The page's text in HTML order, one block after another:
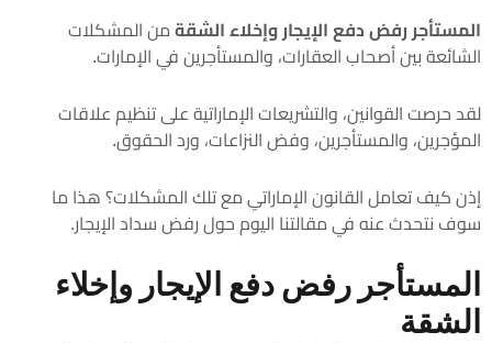
المستأجر رفض دفع الإيجار وإخلاء الشقة من المشكلات
الشائعة بين أصحاب العقارات، والمستأجرين في الإمارات.
لقد حرصت القوانين، والتشريعات الإماراتية على تنظيم علاقات
المؤجرين، والمستأجرين، وفض النزاعات، ورد الحقوق.
إذن كيف تعامل القانون الإماراتي مع تلك المشكلات؟ هذا ما
سوف نتحدث عنه في مقالتنا اليوم حول رفض سداد الإيجار.
المستأجر رفض دفع الإيجار وإخلاء
الشقة